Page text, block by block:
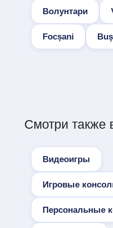
Волунтари
Focșani
Смотри также
Видеоигры
Игровые
Персональные